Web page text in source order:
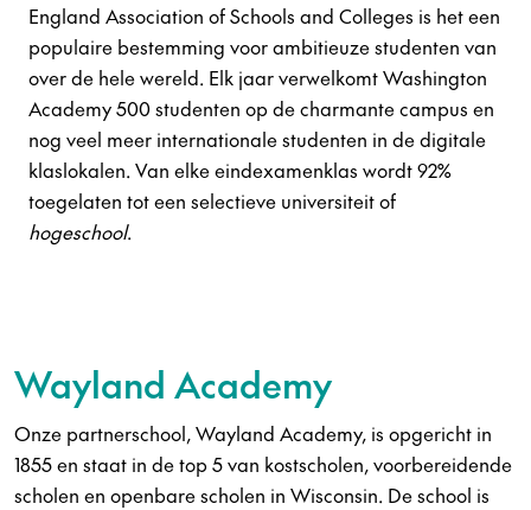
England Association of Schools and Colleges is het een
populaire bestemming voor ambitieuze studenten van
over de hele wereld. Elk jaar verwelkomt Washington
Academy 500 studenten op de charmante campus en
nog veel meer internationale studenten in de digitale
klaslokalen. Van elke eindexamenklas wordt 92%
toegelaten tot een selectieve universiteit of
hogeschool.
Wayland Academy
Onze partnerschool, Wayland Academy, is opgericht in
1855 en staat in de top 5 van kostscholen, voorbereidende
scholen en openbare scholen in Wisconsin. De school is